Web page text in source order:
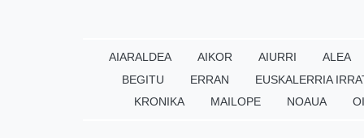
AIARALDEA AIKOR AIURRI ALEA
BEGITU
ERRAN EUSKALERRIA
KRONIKA
MAILOPE NOAUA